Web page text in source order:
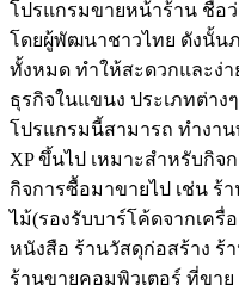
โปรแกรมขายหน้าร้าน ชื่อว่
โดยผู้พัฒนาชาวไทย ดังนั้น
ทั้งหมด ทำให้สะดวกและง่
ธุรกิจในแขนง ประเภทต่าง
โปรแกรมนี้สามารถ ทำงาน
XP ขึ้นไป เหมาะสำหรับกิจ
กิจการซื้อมาขายไป เช่น ร้
ไม้(รองรับบาร์โค้ดจากเค
หนังสือ ร้านวัสดุก่อสร้าง ร้
ร้านขายคอมพิวเตอร์ ที่ขาย